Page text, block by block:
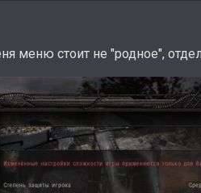
меню стоит не "родное",